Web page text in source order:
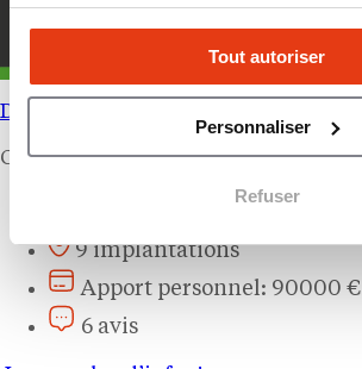
Tout autoriser
Personnaliser
Refuser
DOetKA
Concept d'animalerie spécialisée
9 implantations
Apport personnel: 90000 €
6 avis